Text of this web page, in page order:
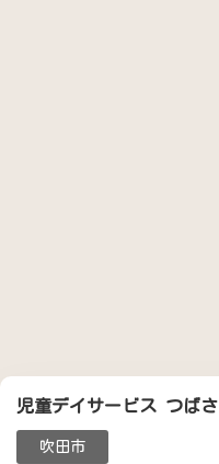
児童デイサービス つばさ
吹田市